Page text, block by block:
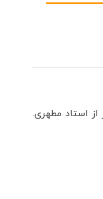
از استاد مطهری.